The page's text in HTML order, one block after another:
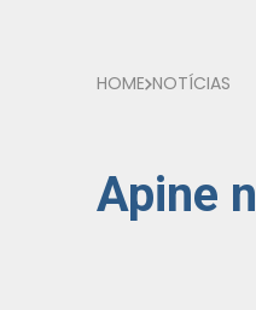
HOME NOTÍCIAS
Apine